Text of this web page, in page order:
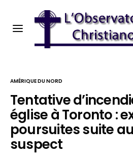
AMÉRIQUE DU NORD
Tentative
église à Toronto :
poursuites suite
suspect